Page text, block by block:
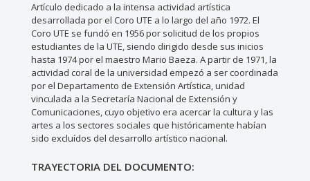
Artículo dedicado a la intensa actividad artística
desarrollada por el Coro UTE a lo largo del año 1972. El
Coro UTE se fundó en 1956 por solicitud de los propios
estudiantes de la UTE, siendo dirigido desde sus inicios
hasta 1974 por el maestro Mario Baeza. A partir de 1971, la
actividad coral de la universidad empezó a ser coordinada
por el Departamento de Extensión Artística, unidad
vinculada a la Secretaría Nacional de Extensión y
Comunicaciones, cuyo objetivo era acercar la cultura y las
artes a los sectores sociales que históricamente habían
sido excluídos del desarrollo artístico nacional.
TRAYECTORIA DEL DOCUMENTO: